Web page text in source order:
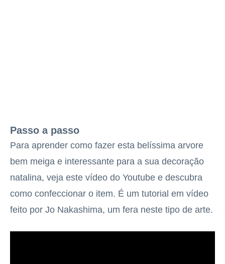
Passo a passo
Para aprender como fazer esta belíssima arvore
bem meiga e interessante para a sua decoração
natalina, veja este vídeo do Youtube e descubra
como confeccionar o item. É um tutorial em vídeo
feito por Jo Nakashima, um fera neste tipo de arte.